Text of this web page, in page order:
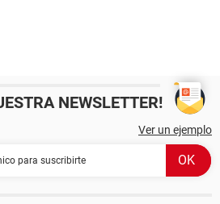
NEWSLETTER!
Ver un ejemplo